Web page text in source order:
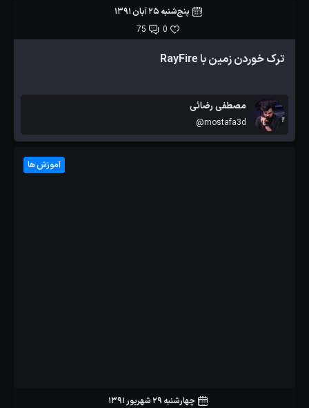
پنج‌شنبه 25 آبان 1391
0
75
ترک خوردن زمین با RayFire
مصطفی رضائی
@mostafa3d
آموزش ها
چهارشنبه 29 شهریور 1391